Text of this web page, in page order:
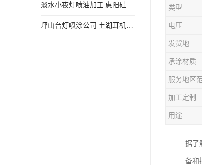
淡水小夜灯喷油加工 惠阳硅胶喷油 良鸿塑胶五金
坪山台灯喷涂公司 土湖耳机喷涂 加工定制
类型
电压
发货地
承涂材质
服务地区
加工定制
用途
据了
备和